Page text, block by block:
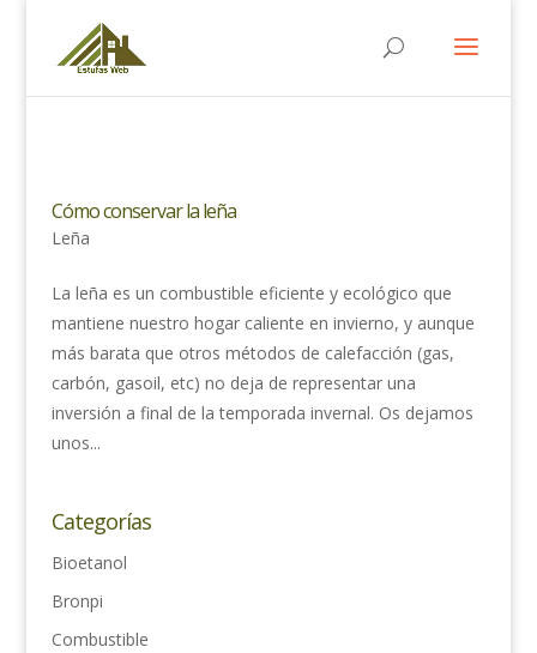
Cómo conservar la leña
Leña
La leña es un combustible eficiente y ecológico que
mantiene nuestro hogar caliente en invierno, y aunque
más barata que otros métodos de calefacción (gas,
carbón, gasoil, etc) no deja de representar una
inversión a final de la temporada invernal. Os dejamos
unos...
Categorías
Bioetanol
Bronpi
Combustible